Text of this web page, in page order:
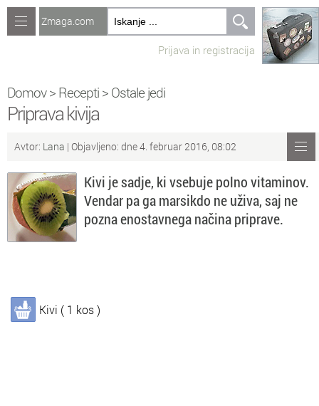
Računalništvo
Recepti
Naredi sam
Forum
Preverjanje znanja
Sv Sveže teme na forumu
So Objavljanje vsebin
Zmaga.com
Prijava in registracija
Domov> Recepti > Ostale jedi
Priprava kivija
Avtor: Lana | Objavljeno: dne 4. februar 2016, 08:02
Kivi je sadje, ki vsebuje polno vitaminov.
Vendar pa ga marsikdo ne uživa, saj ne
pozna enostavnega načina priprave.
Kivi ( 1 kos )